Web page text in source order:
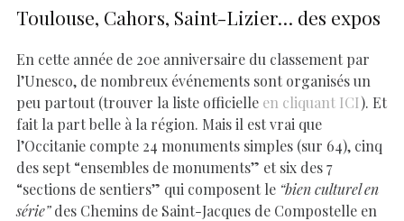
Toulouse, Cahors, Saint-Lizier… des expos
En cette année de 20e anniversaire du classement par
l’Unesco, de nombreux événements sont organisés un
peu partout (trouver la liste officielle en cliquant ICI). Et
fait la part belle à la région. Mais il est vrai que
l’Occitanie compte 24 monuments simples (sur 64), cinq
des sept “ensembles de monuments” et six des 7
“sections de sentiers” qui composent le “bien culturel en
série”des Chemins de Saint-Jacques de Compostelle en